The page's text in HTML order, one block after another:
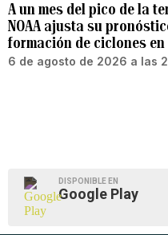
A un mes del pico de la
NOAA ajusta su
formación de ciclones
6 de agosto de 2026 a las
DISPONIBLE EN
Google Play